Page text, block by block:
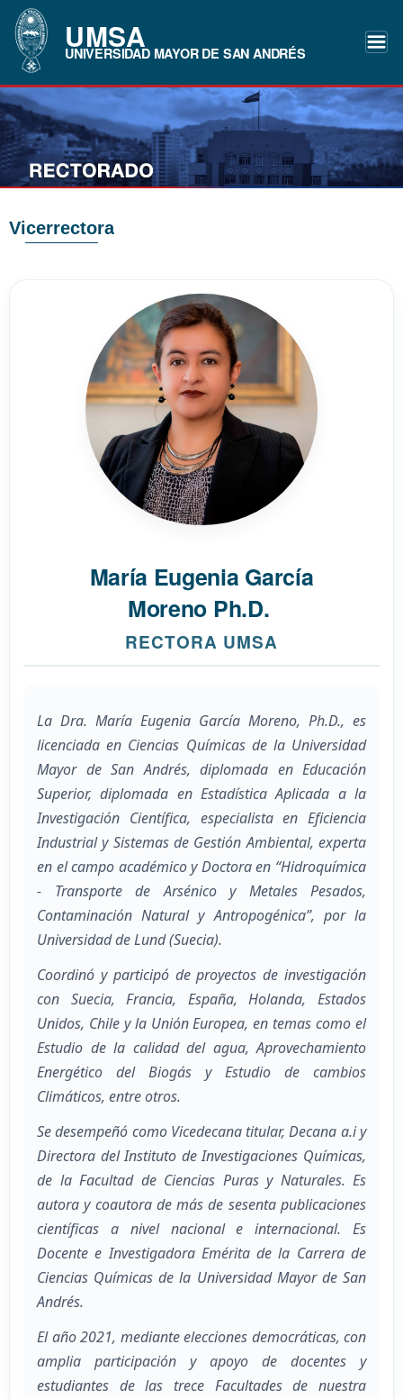
UMSA
UNIVERSIDAD MAYOR DE SAN ANDRÉS
Vicerrectora
María Eugenia García
Moreno Ph.D.
RECTORA UMSA
La Dra. María Eugenia García Moreno, Ph.D., es
licenciada en Ciencias Químicas de la Universidad
Mayor de San Andrés, diplomada en Educación
Superior, diplomada en Estadística Aplicada a la
Investigación Científica, especialista en Eficiencia
Industrial y Sistemas de Gestión Ambiental, experta
en el campo académico y Doctora en “Hidroquímica
- Transporte de Arsénico y Metales Pesados,
Contaminación Natural y Antropogénica”, por la
Universidad de Lund (Suecia).
Coordinó y participó de proyectos de investigación
con Suecia, Francia, España, Holanda, Estados
Unidos, Chile y la Unión Europea, en temas como el
Estudio de la calidad del agua, Aprovechamiento
Energético del Biogás y Estudio de cambios
Climáticos, entre otros.
Se desempeñó como Vicedecana titular, Decana a.i y
Directora del Instituto de Investigaciones Químicas,
de la Facultad de Ciencias Puras y Naturales. Es
autora y coautora de más de sesenta publicaciones
científicas a nivel nacional e internacional. Es
Docente e Investigadora Emérita de la Carrera de
Ciencias Químicas de la Universidad Mayor de San
Andrés.
El año 2021, mediante elecciones democráticas, con
amplia participación y apoyo de docentes y
estudiantes de las trece Facultades de nuestra